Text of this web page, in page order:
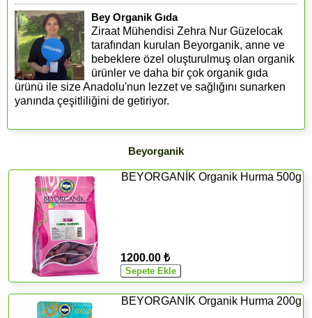
Bey Organik Gıda
Ziraat Mühendisi Zehra Nur Güzelocak
tarafından kurulan Beyorganik, anne ve
bebeklere özel oluşturulmuş olan organik
ürünler ve daha bir çok organik gıda
ürünü ile size Anadolu'nun lezzet ve sağlığını sunarken
yanında çeşitliliğini de getiriyor.
Beyorganik
BEYORGANİK Organik Hurma 500g
1200.00 ₺
BEYORGANİK Organik Hurma 200g